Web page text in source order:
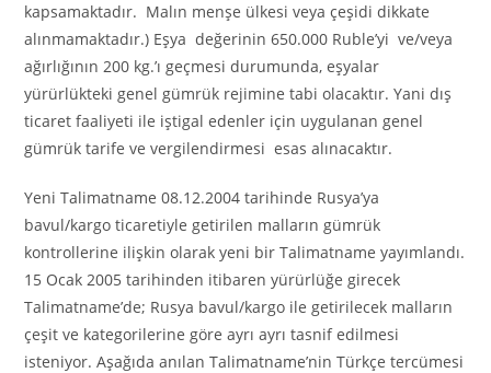
kapsamaktadır. Malın menşe ülkesi veya çeşidi dikkate
alınmamaktadır.) Eşya değerinin 650.000 Ruble’yi ve/veya
ağırlığının 200 kg.’ı geçmesi durumunda, eşyalar
yürürlükteki genel gümrük rejimine tabi olacaktır. Yani dış
ticaret faaliyeti ile iştigal edenler için uygulanan genel
gümrük tarife ve vergilendirmesi esas alınacaktır.
Yeni Talimatname 08.12.2004 tarihinde Rusya’ya
bavul/kargo ticaretiyle getirilen malların gümrük
kontrollerine ilişkin olarak yeni bir Talimatname yayımlandı.
15 Ocak 2005 tarihinden itibaren yürürlüğe girecek
Talimatname’de; Rusya bavul/kargo ile getirilecek malların
çeşit ve kategorilerine göre ayrı ayrı tasnif edilmesi
isteniyor. Aşağıda anılan Talimatname’nin Türkçe tercümesi